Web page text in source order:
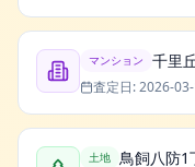
マンション 千里
査定日:2026-
土地 鳥飼八防1